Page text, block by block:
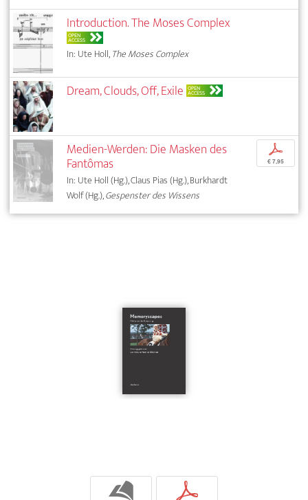
Introduction. The Moses Complex
OPEN
ACCESS
In: Ute Holl,The Moses Complex
Dream, Clouds, Off, Exile OPEN
ACCESS
Medien-Werden: Die Masken des
Fantômas
In: Ute Holl (Hg.), Claus Pias (Hg.), Burkhardt
Wolf (Hg.),Gespenster des Wissens
p
€ 7,95
b p